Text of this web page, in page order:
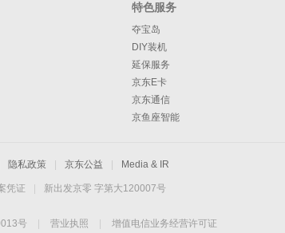
特色服务
夺宝岛
DIY装机
延保服务
京东E卡
京东通信
京鱼座智能
隐私政策 京东公益 Media & IR
凭证
新出发京零 字第大120007号
号 营业执照 增值电信业务经营许可证